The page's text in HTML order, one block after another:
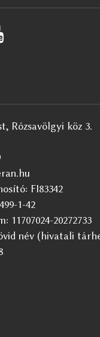
Rózsavölgyi köz 3.
FI83342
1-42
11707024-20272733
név (hivatali